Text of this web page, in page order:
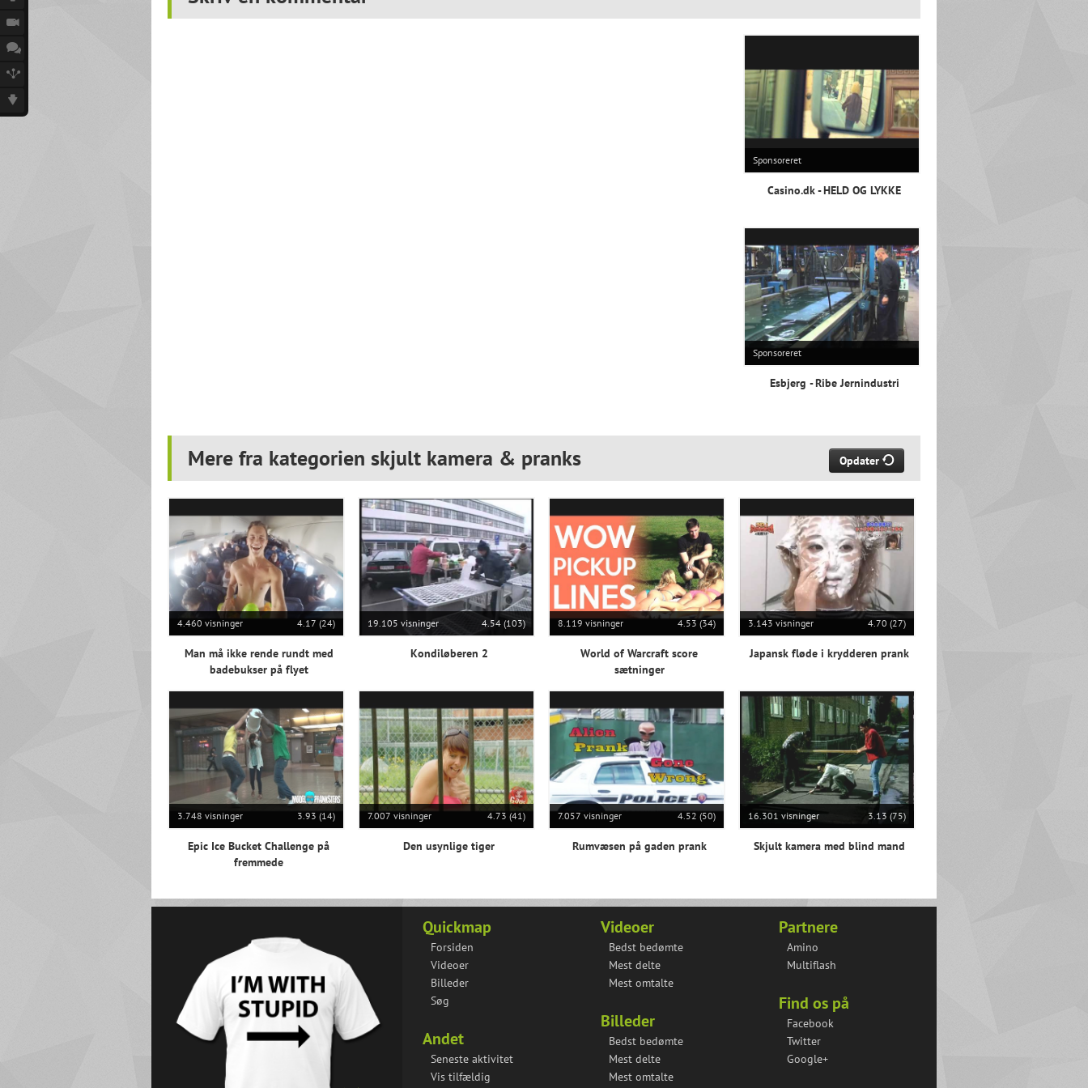
Sponsoreret
Casino.dk - HELD OG LYKKE
Sponsoreret
Esbjerg - Ribe Jernindustri
Mere fra kategorien skjult kamera & pranks Opdater
4.460 visninger 4.17 (24)
Man må ikke rende rundt med
badebukser på flyet
19.105 visninger 4.54 (103)
Kondiløberen 2
8.119 visninger 4.53 (34)
World of Warcraft score
sætninger
3.143 visninger 4.70 (27)
Japansk fløde i krydderen prank
3.748 visninger 3.93 (14)
Epic Ice Bucket Challenge på
fremmede
7.007 visninger 4.73 (41)
Den usynlige tiger
7.057 visninger 4.52 (50)
Rumvæsen på gaden prank
16.301 visninger 3.13 (75)
Skjult kamera med blind mand
Partnere
Amino
Multiflash
Find os på
Facebook
Twitter
Google+
Videoer
Bedst bedømte
Mest delte
Mest omtalte
Billeder
Bedst bedømte
Mest delte
Mest omtalte
Quickmap
Forsiden
Videoer
Billeder
Søg
Andet
Seneste aktivitet
Vis tilfældig